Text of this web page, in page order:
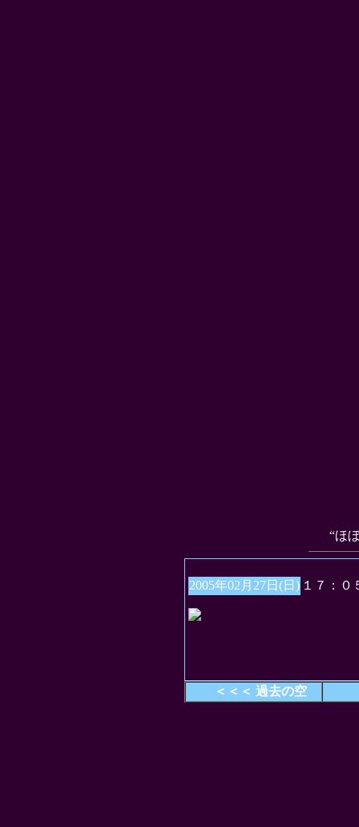
“ほ
2005年02月27日(日) １７：０
＜＜＜ 過去の空